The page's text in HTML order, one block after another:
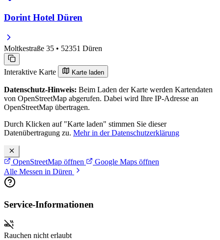
Dorint Hotel Düren
Moltkestraße 35 • 52351 Düren
Interaktive Karte Karte laden
Datenschutz-Hinweis: Beim Laden der Karte werden Kartendaten
von OpenStreetMap abgerufen. Dabei wird Ihre IP-Adresse an
OpenStreetMap übertragen.
Durch Klicken auf "Karte laden" stimmen Sie dieser
Datenübertragung zu. Mehr in der Datenschutzerklärung
OpenStreetMap öffnen
Google Maps öffnen
Alle Messen in Düren
Service-Informationen
Rauchen nicht erlaubt